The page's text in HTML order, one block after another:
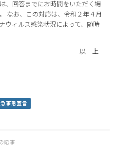
、回答までにお時間をいただく場
なお、この対応は、令和２年４月
ウィルス感染状況によって、随時
以 上
事態宣言
記事